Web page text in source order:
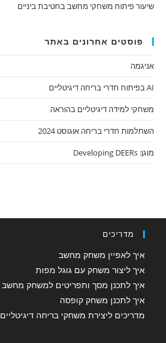
שיעור פיתוח משחקי מחשב בחטיבת ביניים
פוסטים אחרונים באתר
אניגמה
AI בפיתוח חדרי בריחה דיגיטליים
משחקי למידה דיגיטליים בהוראה
השתלמות חדרי בריחה אוגוסט 2024
מוגן: Developing DEERs
מדריכים
איך לאפיין משחק מחשב
איך ליצור משחק עם גוגל מפות
איך לתכנן מסך ותפריטים למשחק מחשב
איך לתכנן משחק קופסה
מדריכים ליצירת משחקי בריחה דיגיטליים